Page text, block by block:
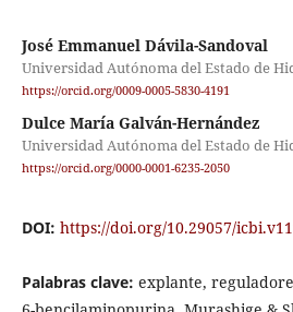
José Emmanuel Dávila-Sandoval
Universidad Autónoma del Estado de
https://orcid.org/0009-0005-5830-4191
Dulce María Galván-Hernández
Universidad Autónoma del Estado de
https://orcid.org/0000-0001-6235-2050
DOI: https://doi.org/10.29057/
Palabras clave: explante,